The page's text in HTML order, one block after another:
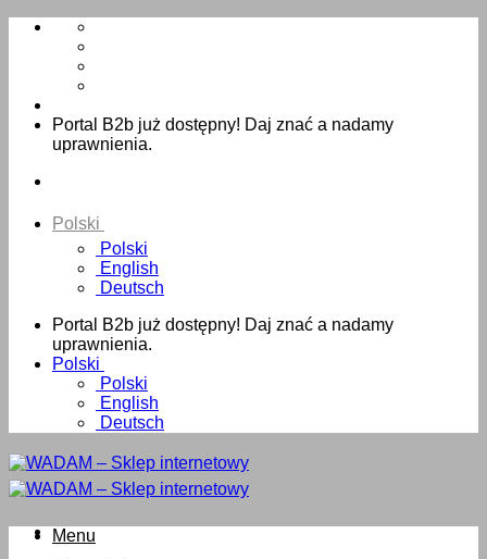
Skip
Portal B2b już dostępny! Daj znać a nadamy
uprawnienia.
Polski
Polski
English
Deutsch
Portal B2b już dostępny! Daj znać a nadamy
uprawnienia.
Polski
Polski
English
Deutsch
Menu